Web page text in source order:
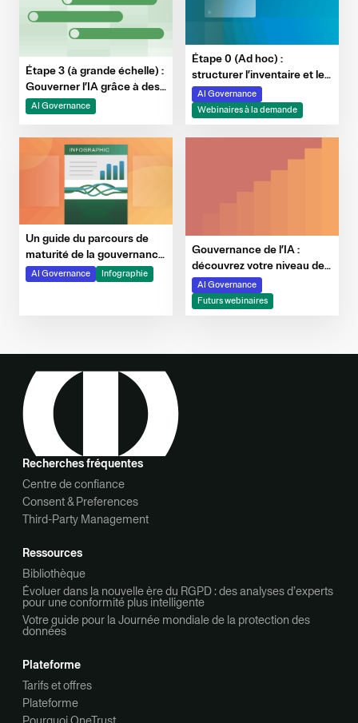
Étape 3 (à grande échelle) :
Gouverner l’IA grâce à des
garde-fous, à la
l’automatisation des
preuves
AI Governance
Étape 0 (Ad hoc) :
structurer l’inventaire et les
principes clés de
gouvernance de l'IA
AI Governance
Webinaires à la demande
Un guide du parcours de
maturité de la gouvernance
de l’IA
AI Governance Infographie
Gouvernance de l’IA :
découvrez votre niveau de
maturité
AI Governance
Futurs webinaires
Recherches fréquentes
Centre de confiance
Consent & Preferences
Third-Party Management
Ressources
Bibliothèque
Évoluer dans la nouvelle ère du RGPD : des analyses d’experts
pour une conformité plus intelligente
Votre guide pour la Journée mondiale de la protection des
données
Plateforme
Tarifs et offres
Plateforme